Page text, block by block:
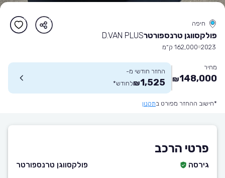
חיפה
פולקסווגן טרנספורטרD.VAN PLUS
2023 162,000 ק״מ
מחיר
148,000
₪
החזר חודשי מ-
1,525
₪לחודש*
*חישוב ההחזר מפורט בתקנון
פרטי הרכב
גירסה
פולקסווגן טרנספורטר